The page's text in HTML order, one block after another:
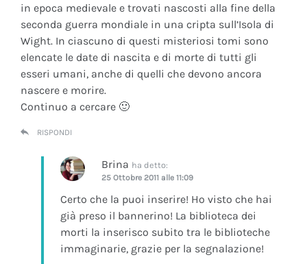
in epoca medievale e trovati nascosti alla fine della
seconda guerra mondiale in una cripta sull’Isola di
Wight. In ciascuno di questi misteriosi tomi sono
elencate le date di nascita e di morte di tutti gli
esseri umani, anche di quelli che devono ancora
nascere e morire.
Continuo a cercare 🙂
RISPONDI
Brina ha detto:
25 Ottobre 2011 alle 11:09
Certo che la puoi inserire! Ho visto che hai
già preso il bannerino! La biblioteca dei
morti la inserisco subito tra le biblioteche
immaginarie, grazie per la segnalazione!